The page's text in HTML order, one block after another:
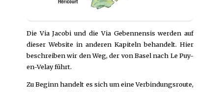
Die Via Jacobi und die Via Gebennensis werden auf
dieser Website in anderen Kapiteln behandelt. Hier
beschreiben wir den Weg, der von Basel nach Le Puy-
en-Velay führt.
Zu Beginn handelt es sich um eine Verbindungsroute,